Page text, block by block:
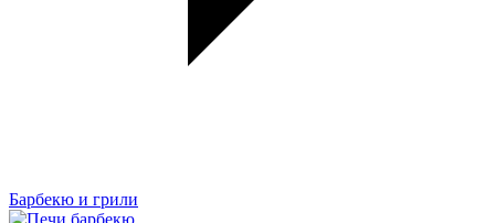
Барбекю и грили